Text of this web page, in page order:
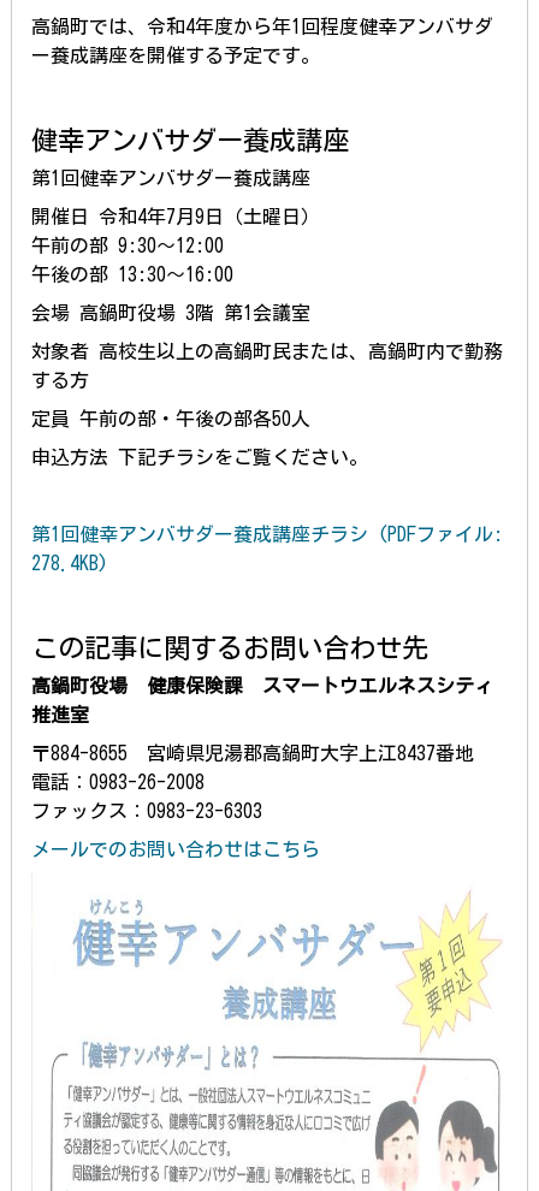
高鍋町では、令和4年度から年1回程度健幸アンバサダ
ー養成講座を開催する予定です。
健幸アンバサダー養成講座
第1回健幸アンバサダー養成講座
開催日 令和4年7月9日（土曜日）
午前の部 9:30～12:00
午後の部 13:30～16:00
会場 高鍋町役場 3階 第1会議室
対象者 高校生以上の高鍋町民または、高鍋町内で勤務
する方
定員 午前の部・午後の部各50人
申込方法 下記チラシをご覧ください。
第1回健幸アンバサダー養成講座チラシ (PDFファイル:
278.4KB)
この記事に関するお問い合わせ先
高鍋町役場 健康保険課 スマートウエルネスシティ
推進室
〒884-8655 宮崎県児湯郡高鍋町大字上江8437番地
電話：0983-26-2008
ファックス：0983-23-6303
メールでのお問い合わせはこちら